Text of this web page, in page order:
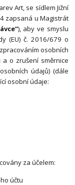
Art, se sídlem Jižní
zapsaná u Magistrát
), aby ve smyslu
(EU) č. 2016/679 o
osobních
o zrušení směrnice
údajů) (dále
osobní údaje:
za účelem:
účtu